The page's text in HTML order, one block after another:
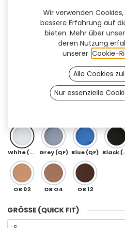
QuickFit (3R80)
White (QF) Grey (QF) Blue (QF)
OB 02 OB O4 OB 12
GRÖSSE (QUICK FIT)
Wir verwenden
bessere Erfahrung auf
bieten. Mehr über
deren Nutzung
unserer Cookie-
Alle Cookies
Nur essenzielle